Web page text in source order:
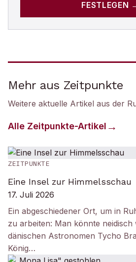
FESTLEGEN
Mehr aus Zeitpunkte
Weitere aktuelle Artikel aus der
Alle Zeitpunkte-Artikel
ZEITPUNKTE
Eine Insel zur Himmelsschau
17. Juli 2026
Ein abgeschiedener Ort, um in
zu arbeiten: Man könnte neidisch
dänischen Astronomen Tycho
König…